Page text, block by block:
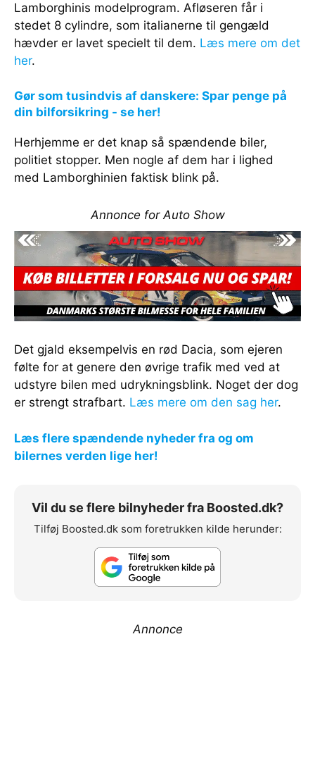
Lamborghinis modelprogram. Afløseren får i
stedet 8 cylindre, som italianerne til gengæld
hævder er lavet specielt til dem. Læs mere om det
her.
Gør som tusindvis af danskere: Spar penge på
din bilforsikring - se her!
Herhjemme er det knap så spændende biler,
politiet stopper. Men nogle af dem har i lighed
med Lamborghinien faktisk blink på.
Annonce for Auto Show
Det gjald eksempelvis en rød Dacia, som ejeren
følte for at genere den øvrige trafik med ved at
udstyre bilen med udrykningsblink. Noget der dog
er strengt strafbart. Læs mere om den sag her.
Læs flere spændende nyheder fra og om
bilernes verden lige her!
Vil du se flere bilnyheder fra Boosted.dk?
Tilføj Boosted.dk som foretrukken kilde herunder:
Annonce